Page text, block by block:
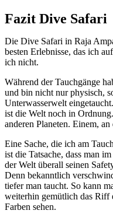
Fazit Dive Safari
Die Dive Safari in Raja
besten Erlebnisse, das ich
ich nicht.
Während der Tauchgänge
und bin nicht nur physisch,
Unterwasserwelt
ist die Welt noch in
anderen Planeten. Einem,
Eine Sache, die ich am
ist die Tatsache, dass man
der Welt überall seinen
Denn bekanntlich
tiefer man taucht. So kann
weiterhin gemütlich das Riff
Farben sehen.